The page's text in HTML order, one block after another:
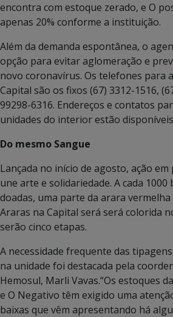
encontra com estoque zerado, e O
apenas 20% conforme a instituição.
Além da demanda espontânea, o
opção para evitar aglomeração e
novo coronavírus. Os telefones para
Capital são os fixos (67) 3312-1516,
99298-6316. Endereços e contatos
unidades do interior estão
Do mesmo Sangue
Lançada no início de agosto, ação em
une arte e solidariedade. A cada 1000
doadas, uma parte da arara
Araras na Capital será será colorida
serão cinco etapas.
A necessidade frequente das
na unidade foi destacada pela
Hemosul, Marli Vavas.“Os estoques
e O Negativo têm exigido uma
baixas que vêm apresentando há